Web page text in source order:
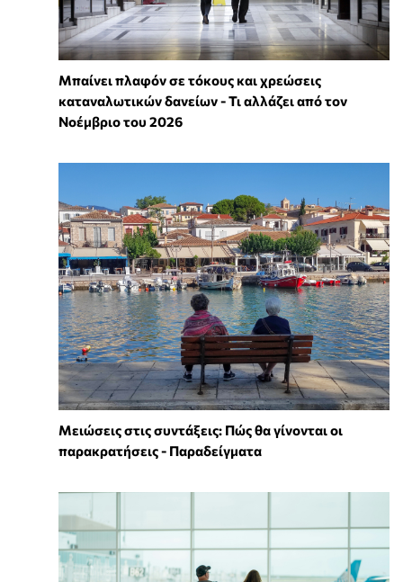
Μπαίνει πλαφόν σε τόκους και χρεώσεις
καταναλωτικών δανείων - Τι αλλάζει από τον
Νοέμβριο του 2026
Μειώσεις στις συντάξεις: Πώς θα γίνονται οι
παρακρατήσεις - Παραδείγματα